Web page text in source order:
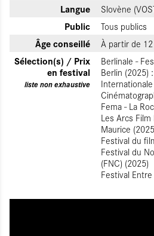
Langue Slovène
Public Tous publics
Âge conseillé À partir de
Sélection(s) / Prix
en festival
liste non exhaustive
Berlinale -
Berlin (2025)
Fema - La
Les Arcs
Maurice
Festival du
Festival du
(FNC) (2025)
Festival